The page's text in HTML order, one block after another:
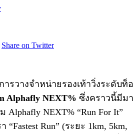
Share on Twitter
รวางจำหน่ายรองเท้าวิ่งระดับท็อ
Alphafly NEXT% ซึ่งคราวนี้มีมา
NEXT% “Run For It”
Run” (ระยะ 1km, 5km,